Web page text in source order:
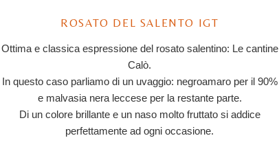
ROSATO DEL SALENTO IGT
Ottima e classica espressione del rosato salentino: Le cantine
Calò.
In questo caso parliamo di un uvaggio: negroamaro per il 90%
e malvasia nera leccese per la restante parte.
Di un colore brillante e un naso molto fruttato si addice
perfettamente ad ogni occasione.